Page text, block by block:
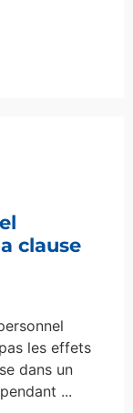
clause
les effets
dans un
...